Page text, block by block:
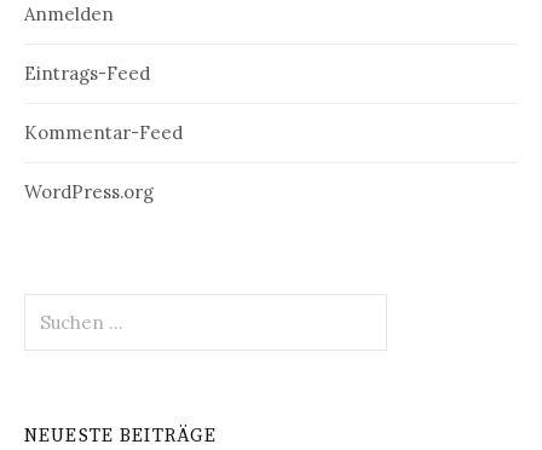
Anmelden
Eintrags-Feed
Kommentar-Feed
WordPress.org
nach:
NEUESTE BEITRÄGE